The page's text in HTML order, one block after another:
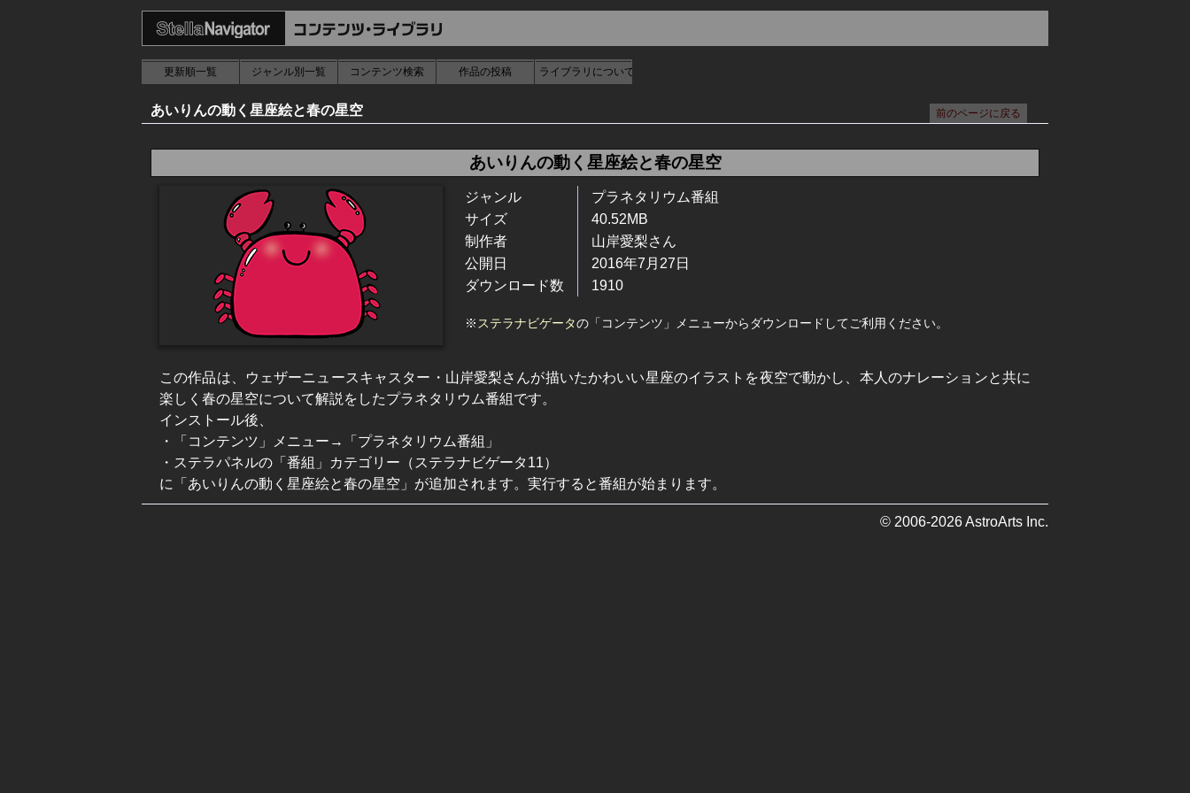
更新順一覧 ジャンル別一覧 コンテンツ検索 作品の投稿 ライブラリについて
あいりんの動く星座絵と春の星空
あいりんの動く星座絵と春の星空
ジャンル
プラネタリウム番組
サイズ
40.52MB
制作者
山岸愛梨さん
公開日
2016年7月27日
ダウンロード数
1910
※ ステラナビゲータの「コンテンツ」メニューからダウンロードしてご利用ください。
この作品は、ウェザーニュースキャスター・山岸愛梨さんが描いたかわいい星座のイラストを夜空で動かし、本人のナレーションと共に
楽しく春の星空について解説をしたプラネタリウム番組です。
インストール後、
・「コンテンツ」メニュー→「プラネタリウム番組」
・ステラパネルの「番組」カテゴリー（ステラナビゲータ11）
に「あいりんの動く星座絵と春の星空」が追加されます。実行すると番組が始まります。
© 2006-2026 AstroArts Inc.